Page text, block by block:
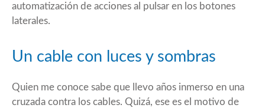
automatización de acciones al pulsar en los botones
laterales.
Un cable con luces y sombras
Quien me conoce sabe que llevo años inmerso en una
cruzada contra los cables. Quizá, ese es el motivo de